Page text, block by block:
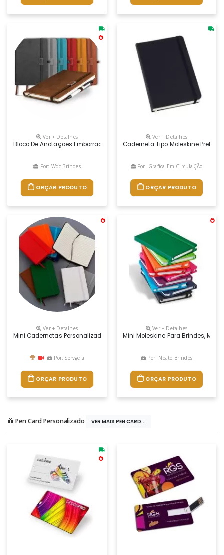
Ver + Detalhes
Bloco De Anotações Emborrachado. 96 Folhas Amarelas Sem Pauta,
Por: Wdc Brindes
ORÇAR PRODUTO
Ver + Detalhes
Caderneta Tipo Moleskine Preto
Por: Grafica Em CirculaÇÃo
ORÇAR PRODUTO
Ver + Detalhes
Mini Cadernetas Personalizadas, Possui Ótimo Custo, Boa Variedade
Por: Servgela
ORÇAR PRODUTO
Ver + Detalhes
Mini Moleskine Para Brindes,
Por: Noato Brindes
ORÇAR PRODUTO
Pen Card Personalizado VER MAIS PEN CARD...